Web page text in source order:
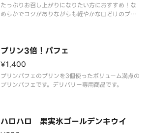
たっぷりお召し上がりになりたい方におすすめ！な
めらかでコクがありながらも軽やかな口どけのプリ
いを実現しました。
プリン3倍！パフェ
¥1,400
プリンパフェのプリンを3個使ったボリューム満点の
プリンパフェです。デリバリー専用商品です。
ハロハロ 果実氷ゴールデンキウイ